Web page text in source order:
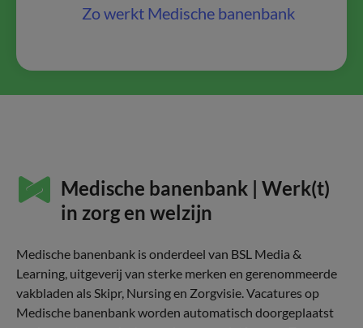
Zo werkt Medische banenbank
Medische banenbank | Werk(t)
in zorg en welzijn
Medische banenbank is onderdeel van BSL Media &
Learning, uitgeverij van sterke merken en gerenommeerde
vakbladen als Skipr, Nursing en Zorgvisie. Vacatures op
Medische banenbank worden automatisch doorgeplaatst